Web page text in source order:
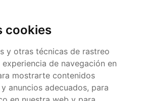
cookies
y otras técnicas de rastreo
de navegación en
mostrarte contenidos
anuncios adecuados, para